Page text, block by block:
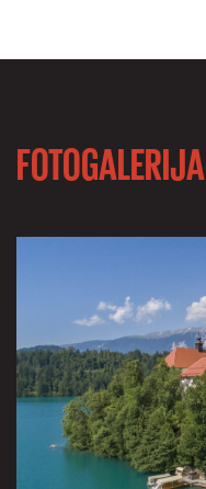
FOTOGALERIJA